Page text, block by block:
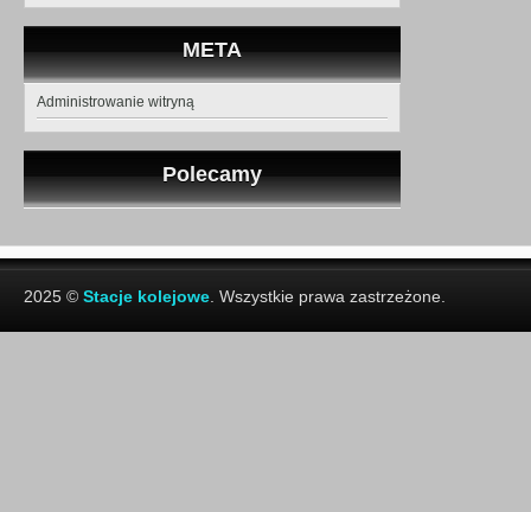
META
Administrowanie witryną
Polecamy
2025 © Stacje kolejowe . Wszystkie prawa zastrzeżone.